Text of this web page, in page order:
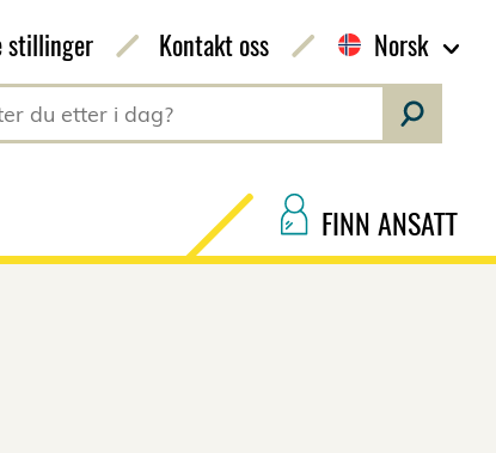
stillinger Kontakt oss Norsk
FINN ANSATT